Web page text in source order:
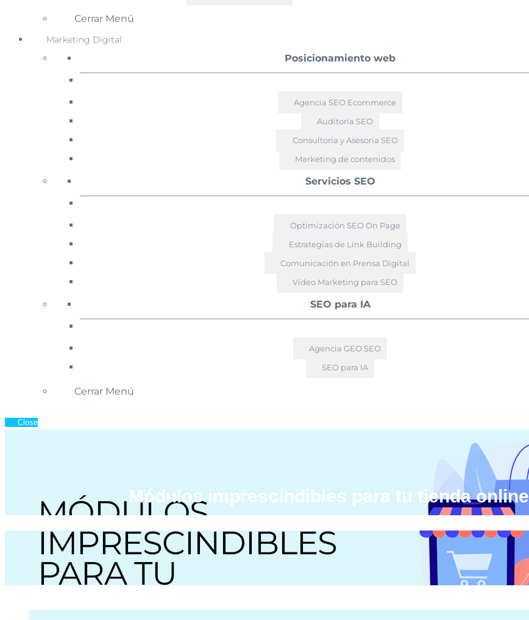
Cerrar Menú
Marketing Digital
Posicionamiento web
Agencia SEO Ecommerce
Auditoría SEO
Consultoría y Asesoría SEO
Marketing de contenidos
Servicios SEO
Optimización SEO On Page
Estrategias de Link Building
Comunicación en Prensa Digital
Vídeo Marketing para SEO
SEO para IA
Agencia GEO SEO
SEO para IA
Cerrar Menú
Close
Módulos imprescindibles para tu tienda online